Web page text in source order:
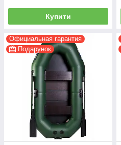
Купити
Официальная гарантия
Подарунок